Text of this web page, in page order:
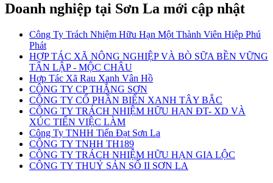
Doanh nghiệp tại Sơn La mới cập nhật
Công Ty Trách Nhiệm Hữu Hạn Một Thành Viên Hiệp Phú
Phát
HỢP TÁC XÃ NÔNG NGHIỆP VÀ BÒ SỮA BỀN VỮNG
TÂN LẬP - MỘC CHÂU
Hợp Tác Xã Rau Xanh Vân Hồ
CÔNG TY CP THẮNG SƠN
CÔNG TY CỔ PHẦN BIỂN XANH TÂY BẮC
CÔNG TY TRÁCH NHIỆM HỮU HẠN ĐT- XD VÀ
XÚC TIẾN VIỆC LÀM
Công Ty TNHH Tiến Đạt Sơn La
CÔNG TY TNHH TH189
CÔNG TY TRÁCH NHIỆM HỮU HẠN GIA LỘC
CÔNG TY THUỶ SẢN SỐ II SƠN LA